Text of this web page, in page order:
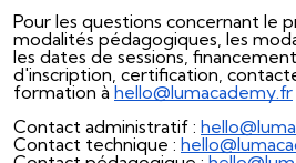
Pour les questions concernant le
modalités pédagogiques, les
les dates de sessions,
d'inscription, certification,
formation à hello@lumacademy.fr
Contact administratif :
Contact technique :